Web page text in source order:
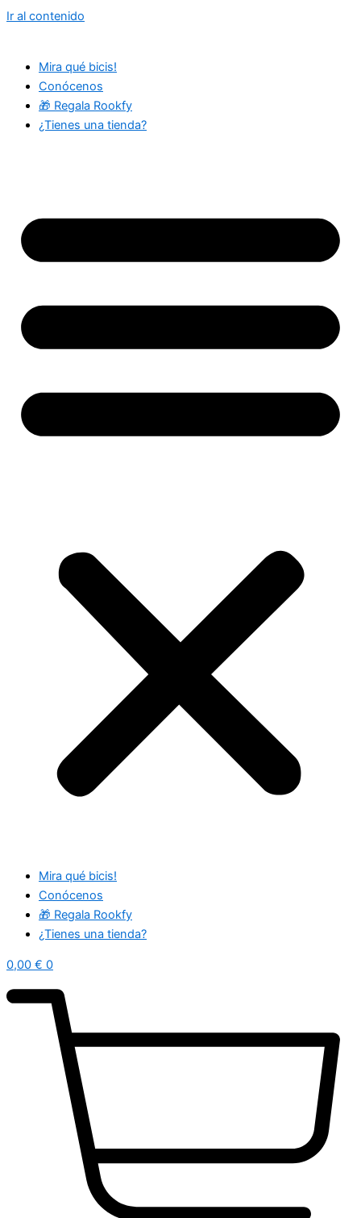
Ir al contenido
Mira qué bicis!
Conócenos
🎁 Regala Rookfy
¿Tienes una tienda?
Mira qué bicis!
Conócenos
🎁 Regala Rookfy
¿Tienes una tienda?
0,00 € 0